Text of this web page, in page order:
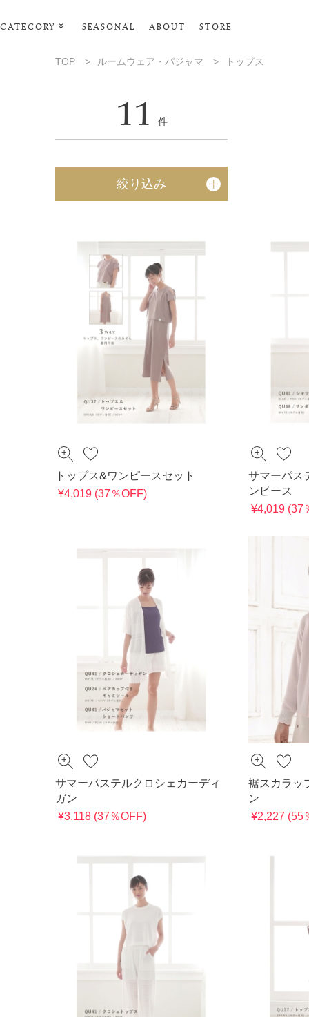
CATEGORY SEASONAL ABOUT STORE
ポーチ･トラベルグッズ
タオル・ヘアバンド
TOP > ルームウェア・パジャマ > トップス
11 件
絞り込み
トップス&ワンピースセット
¥4,019 (37％OFF)
サマーパス
ンピース
¥4,019 (37
サマーパステルクロシェカーディ
ガン
¥3,118 (37％OFF)
裾スカラッ
ン
¥2,227 (55